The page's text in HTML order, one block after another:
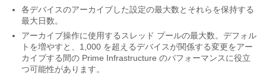
各デバイスのアーカイブした設定の最大数とそれらを保持する
最大日数。
アーカイブ操作に使用するスレッド プールの最大数。デフォル
トを増やすと、1,000 を超えるデバイスが関係する変更をアー
カイブする間の Prime Infrastructure のパフォーマンスに役立
つ可能性があります。